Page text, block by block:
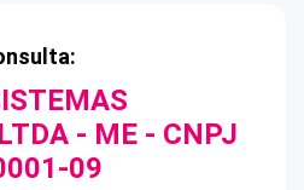
- ME - CNPJ
09